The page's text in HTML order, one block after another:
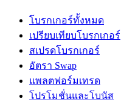
โบรกเกอร์ทั้งหมด
เปรียบเทียบโบรกเกอร์
สเปรดโบรกเกอร์
อัตรา Swap
แพลตฟอร์มเทรด
โปรโมชั่นและโบนัส